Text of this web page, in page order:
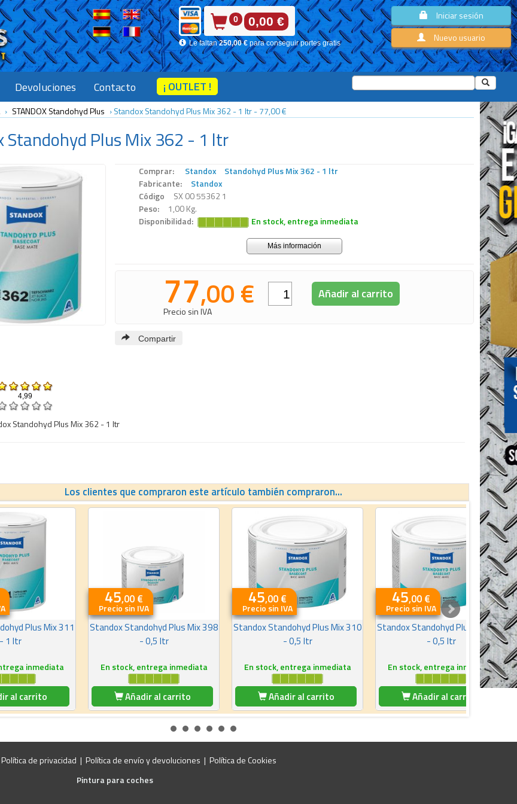
Iniciar sesión
Nuevo usuario
0 0,00 €
Le faltan250,00 € para conseguir portes gratis
Devoluciones Contacto ¡ OUTLET !
› STANDOX Standohyd Plus ›Standox Standohyd Plus Mix 362 - 1 ltr-77,00 €
Standohyd Plus Mix 362 - 1 ltr
4,99
Comprar: Standox
Standohyd Plus Mix 362 - 1 ltr
Fabricante:
Standox
Código
SX 00 55362 1
Peso:
1,00 Kg.
Disponibilidad:
En stock, entrega inmediata
Más información
77,00 €
Precio sin IVA
Añadir al carrito
Compartir
Standohyd Plus Mix 362 - 1 ltr
Los clientes que compraron este artículo también compraron...
inmediata
Plus Mix 311
- 1 ltr
al carrito
45,00 €
Precio sin IVA
En stock, entrega inmediata
Standox Standohyd Plus Mix 398
- 0,5 ltr
Añadir al carrito
45,00 €
Precio sin IVA
En stock, entrega inmediata
Standox Standohyd Plus Mix 310
- 0,5 ltr
Añadir al carrito
45,00 €
Precio sin IVA
En stock, entrega inmediata
Standox Standohyd Plus Mix 376
- 0,5 ltr
Añadir al carrito
Política de privacidad | Política de envío y devoluciones | Política de Cookies
Pintura para coches